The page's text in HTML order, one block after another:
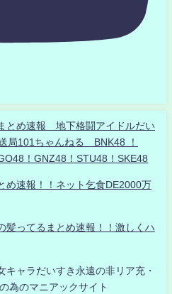
とめ速報 地下格闘アイドルだい
局101ちゃんねる BNK48 ！
！GNZ48！STU48！SKE48
め速報！！ネット乞食DE2000万
髪ってるまとめ速報！！激しくハ
キャラだいすき永遠の非リア充・
為のマニアックサイト